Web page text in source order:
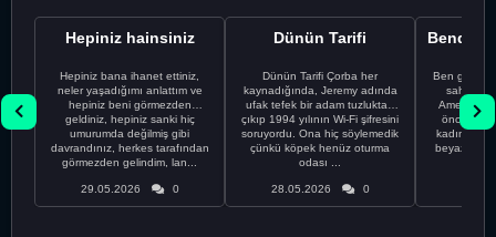
Hepiniz hainsiniz
Hepiniz bana ihanet ettiniz,
neler yaşadığımı anlattım ve
hepiniz beni görmezden
geldiniz, hepiniz sanki hiç
umurumda değilmiş gibi
davrandınız, herkes tarafından
görmezden gelindim, lan...
29.05.2026 0
Dünün Tarifi
Dünün Tarifi Çorba her
kaynadığında, Jeremy adında
ufak tefek bir adam tuzluktan
çıkıp 1994 yılının Wi-Fi şifresini
soruyordu. Ona hiç söylemedik
çünkü köpek henüz oturma
odası ...
28.05.2026 0
Ben gururlu
sahip
önce
kadınla
beyaz